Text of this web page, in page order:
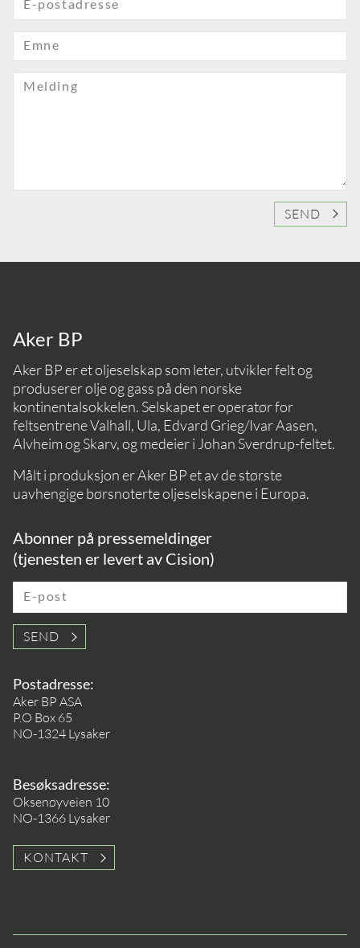
E-postadresse
Emne
Melding
SEND
Aker BP
Aker BP er et oljeselskap som leter, utvikler felt og
produserer olje og gass på den norske
kontinentalsokkelen. Selskapet er operatør for
feltsentrene Valhall, Ula, Edvard Grieg/Ivar Aasen,
Alvheim og Skarv, og medeier i Johan Sverdrup-feltet.
Målt i produksjon er Aker BP et av de største
uavhengige børsnoterte oljeselskapene i Europa.
Abonner på pressemeldinger
(tjenesten er levert av Cision)
E-post
SEND
Postadresse:
Aker BP ASA
P.O Box 65
NO-1324 Lysaker
Besøksadresse:
Oksenøyveien 10
NO-1366 Lysaker
KONTAKT